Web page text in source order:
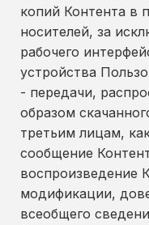
копий Контента в
носителей, за
рабочего
устройства
- передачи,
образом
третьим лицам,
сообщение
воспроизведение
модификации,
всеобщего